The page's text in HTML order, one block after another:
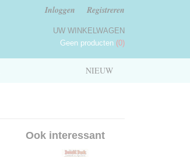
Inloggen Registreren
UW WINKELWAGEN
Geen producten (0)
NIEUW
Ook interessant